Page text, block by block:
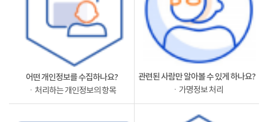
어떤 개인정보를 수집하나요?
ㆍ처리하는 개인정보의 항목
관련된 사람만 알아볼 수 있게 하나요?
ㆍ가명정보 처리